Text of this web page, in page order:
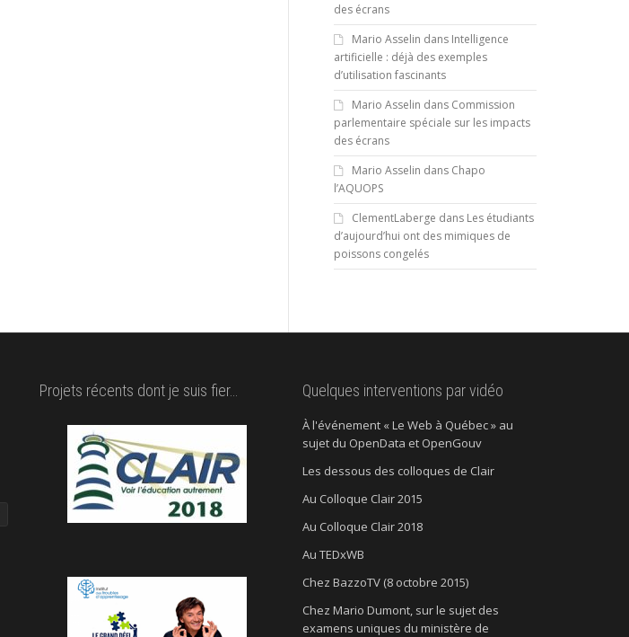
des écrans
Mario Asselin dans Intelligence
artificielle : déjà des exemples
d’utilisation fascinants
Mario Asselin dans Commission
parlementaire spéciale sur les impacts
des écrans
Mario Asselin dans Chapo
l’AQUOPS
ClementLaberge dans Les étudiants
d’aujourd’hui ont des mimiques de
poissons congelés
Projets récents dont je suis fier… Quelques interventions par vidéo
À l'événement « Le Web à Québec » au
sujet du OpenData et OpenGouv
Les dessous des colloques de Clair
Au Colloque Clair 2015
Au Colloque Clair 2018
Au TEDxWB
Chez BazzoTV (8 octobre 2015)
Chez Mario Dumont, sur le sujet des
examens uniques du ministère de